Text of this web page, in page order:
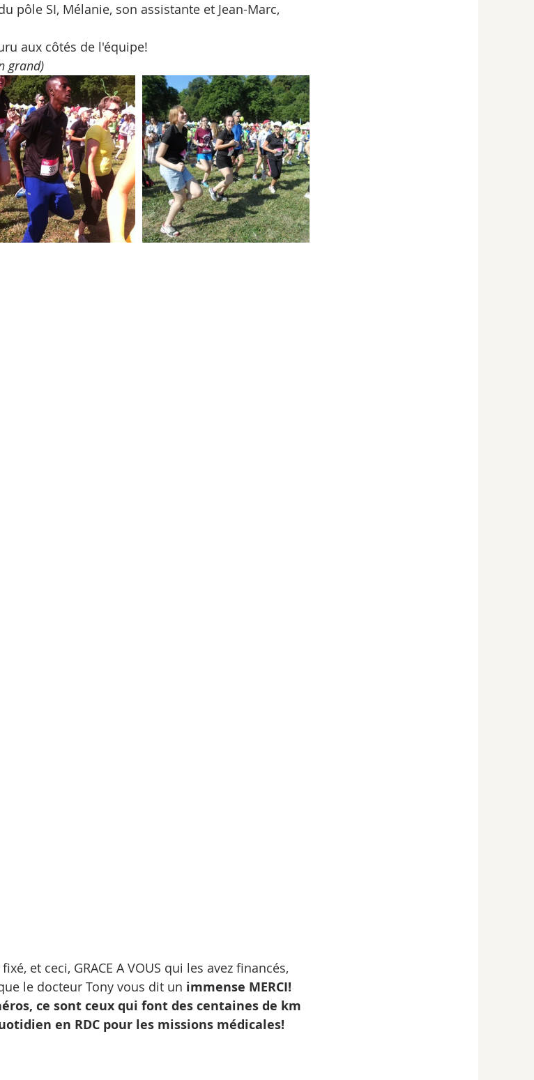
pôle SI, Mélanie, son assistante et Jean-Marc,
aux côtés de l'équipe!
grand)
et ceci, GRACE A VOUS qui les avez financés,
le docteur Tony vous dit un immense MERCI!
ce sont ceux qui font des centaines de km
en RDC pour les missions médicales!